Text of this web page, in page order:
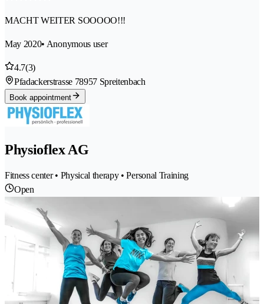
MACHT WEITER SOOOOO!!!
May 2020• Anonymous user
4.7(3)
Pfadackerstrasse 78957 Spreitenbach
Book appointment
Physioflex AG
Fitness center • Physical therapy • Personal Training
Open